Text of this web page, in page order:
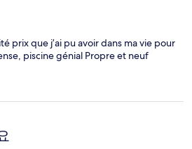
prix que j’ai pu avoir dans ma vie pour
piscine génial Propre et neuf